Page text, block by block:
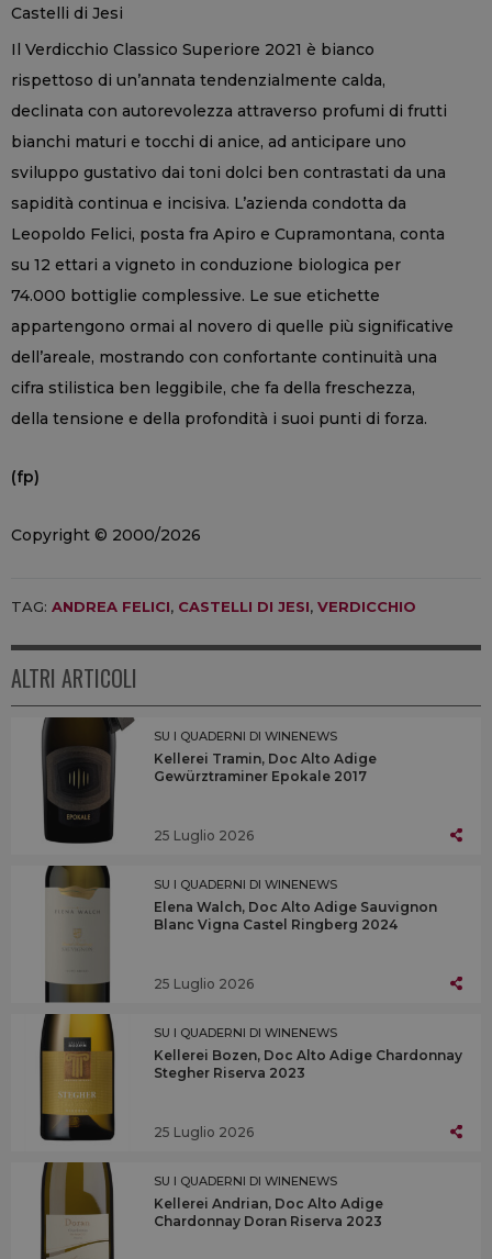
Castelli di Jesi
Il Verdicchio Classico Superiore 2021 è bianco
rispettoso di un’annata tendenzialmente calda,
declinata con autorevolezza attraverso profumi di frutti
bianchi maturi e tocchi di anice, ad anticipare uno
sviluppo gustativo dai toni dolci ben contrastati da una
sapidità continua e incisiva. L’azienda condotta da
Leopoldo Felici, posta fra Apiro e Cupramontana, conta
su 12 ettari a vigneto in conduzione biologica per
74.000 bottiglie complessive. Le sue etichette
appartengono ormai al novero di quelle più significative
dell’areale, mostrando con confortante continuità una
cifra stilistica ben leggibile, che fa della freschezza,
della tensione e della profondità i suoi punti di forza.
(fp)
Copyright © 2000/2026
TAG: ANDREA FELICI, CASTELLI DI JESI, VERDICCHIO
ALTRI ARTICOLI
SU I QUADERNI DI WINENEWS
Kellerei Tramin, Doc Alto Adige
Gewürztraminer Epokale 2017
25 Luglio 2026
SU I QUADERNI DI WINENEWS
Elena Walch, Doc Alto Adige Sauvignon
Blanc Vigna Castel Ringberg 2024
25 Luglio 2026
SU I QUADERNI DI WINENEWS
Kellerei Bozen, Doc Alto Adige Chardonnay
Stegher Riserva 2023
25 Luglio 2026
SU I QUADERNI DI WINENEWS
Kellerei Andrian, Doc Alto Adige
Chardonnay Doran Riserva 2023